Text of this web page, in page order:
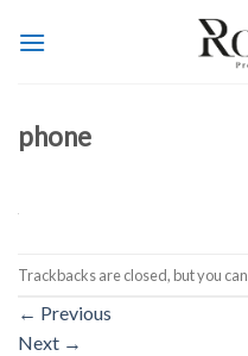
phone
Trackbacks are closed, but you can
← Previous
Next →